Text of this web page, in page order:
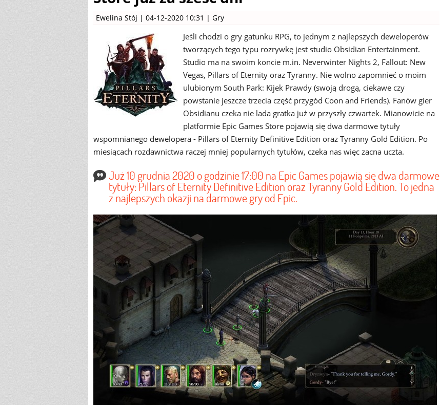
Ewelina Stój | 04-12-2020 10:31 | Gry
Jeśli chodzi o gry gatunku RPG, to jednym z najlepszych deweloperów
tworzących tego typu rozrywkę jest studio Obsidian Entertainment.
Studio ma na swoim koncie m.in. Neverwinter Nights 2, Fallout: New
Vegas, Pillars of Eternity oraz Tyranny. Nie wolno zapomnieć o moim
ulubionym South Park: Kijek Prawdy (swoją drogą, ciekawe czy
powstanie jeszcze trzecia część przygód Coon and Friends). Fanów gier
Obsidianu czeka nie lada gratka już w przyszły czwartek. Mianowicie na
platformie Epic Games Store pojawią się dwa darmowe tytuły
wspomnianego dewelopera - Pillars of Eternity Definitive Edition oraz Tyranny Gold Edition. Po
miesiącach rozdawnictwa raczej mniej popularnych tytułów, czeka nas więc zacna uczta.
Już 10 grudnia 2020 o godzinie 17:00 na Epic Games pojawią się dwa darmowe
tytuły: Pillars of Eternity Definitive Edition oraz Tyranny Gold Edition. To jedna
z najlepszych okazji na darmowe gry od Epic.